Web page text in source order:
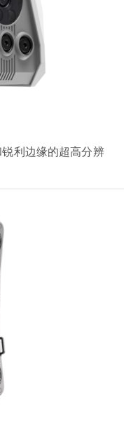
利边缘的超高分辨